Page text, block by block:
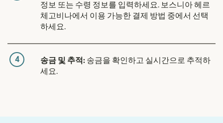
정보 또는 수령 정보를 입력하세요. 보스니아 헤르
체고비나에서 이용 가능한 결제 방법 중에서 선택
하세요.
4 송금 및 추적: 송금을 확인하고 실시간으로 추적하
세요.